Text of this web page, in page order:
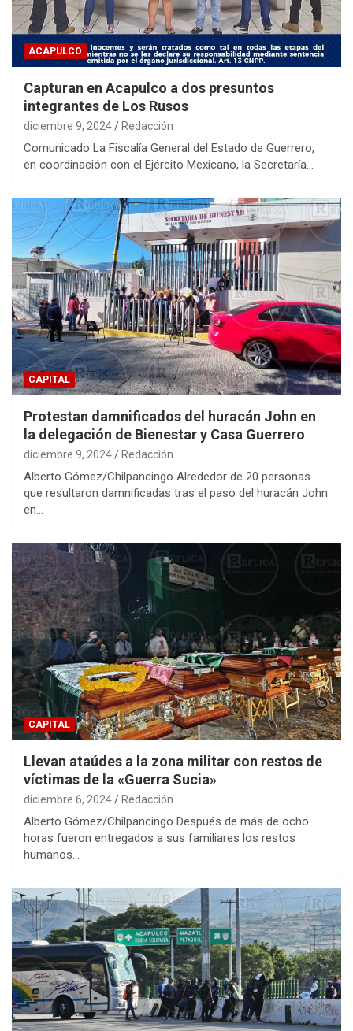
ACAPULCO
Capturan en Acapulco a dos presuntos
integrantes de Los Rusos
diciembre 9, 2024 Redacción
Comunicado La Fiscalía General del Estado de Guerrero,
en coordinación con el Ejército Mexicano, la Secretaría…
CAPITAL
Protestan damnificados del huracán John en
la delegación de Bienestar y Casa Guerrero
diciembre 9, 2024 Redacción
Alberto Gómez/Chilpancingo Alrededor de 20 personas
que resultaron damnificadas tras el paso del huracán John
en…
CAPITAL
Llevan ataúdes a la zona militar con restos de
víctimas de la «Guerra Sucia»
diciembre 6, 2024 Redacción
Alberto Gómez/Chilpancingo Después de más de ocho
horas fueron entregados a sus familiares los restos
humanos…